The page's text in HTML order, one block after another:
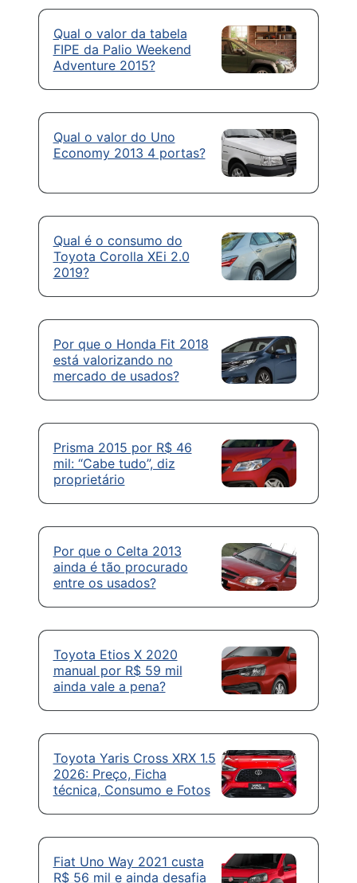
Qual o valor da tabela
FIPE da Palio Weekend
Adventure 2015?
Qual o valor do Uno
Economy 2013 4 portas?
Qual é o consumo do
Toyota Corolla XEi 2.0
2019?
Por que o Honda Fit 2018
está valorizando no
mercado de usados?
Prisma 2015 por R$ 46
mil: “Cabe tudo”, diz
proprietário
Por que o Celta 2013
ainda é tão procurado
entre os usados?
Toyota Etios X 2020
manual por R$ 59 mil
ainda vale a pena?
Toyota Yaris Cross XRX 1.5
2026: Preço, Ficha
técnica, Consumo e Fotos
Fiat Uno Way 2021 custa
R$ 56 mil e ainda desafia